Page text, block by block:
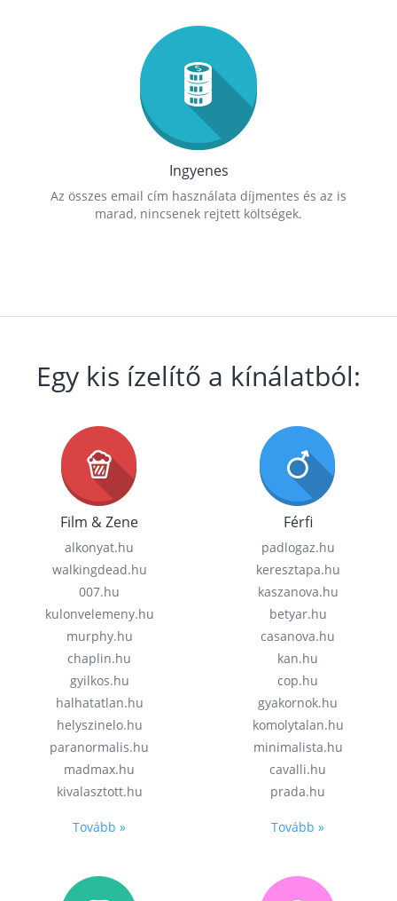
Ingyenes
Az összes email cím használata díjmentes és az is
marad, nincsenek rejtett költségek.
Egy kis ízelítő a kínálatból:
Film & Zene
alkonyat.hu
walkingdead.hu
007.hu
kulonvelemeny.hu
murphy.hu
chaplin.hu
gyilkos.hu
halhatatlan.hu
helyszinelo.hu
paranormalis.hu
madmax.hu
kivalasztott.hu
Tovább »
Férfi
padlogaz.hu
keresztapa.hu
kaszanova.hu
betyar.hu
casanova.hu
kan.hu
cop.hu
gyakornok.hu
komolytalan.hu
minimalista.hu
cavalli.hu
prada.hu
Tovább »